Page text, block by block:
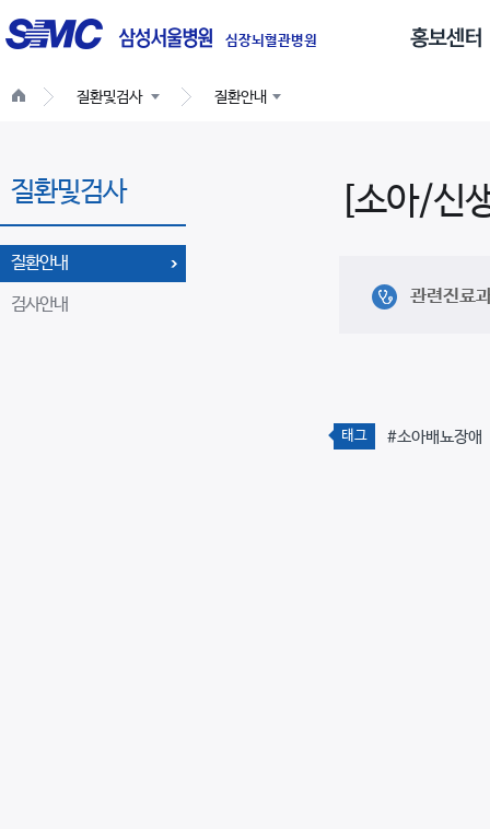
심장뇌혈관병원
글
로
네
이
션
질환및검사 질환안내
질환및검사
질환안내
검사안내
[소아/신
관련진료
태그 #소아배뇨장애